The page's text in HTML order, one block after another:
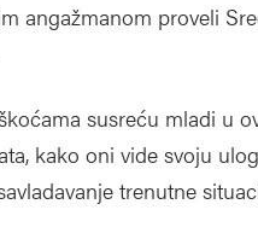
angažmanom proveli
susreću mladi u
kako oni vide svoju
trenutne